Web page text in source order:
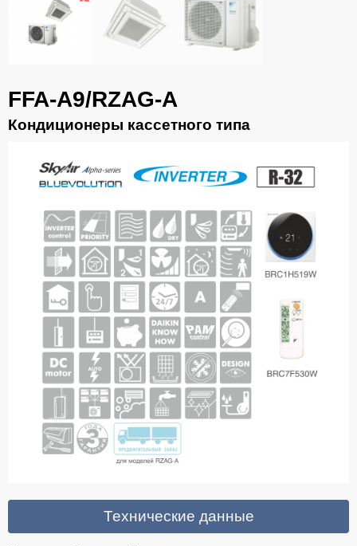
FFA-A9/RZAG-A
Кондиционеры кассетного типа
Технические данные